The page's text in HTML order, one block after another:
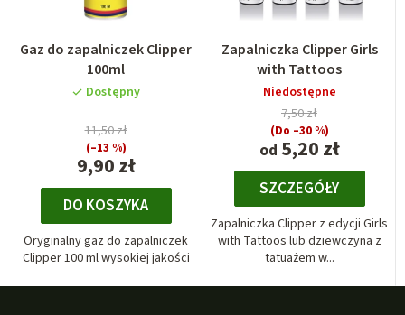
Gaz do zapalniczek Clipper
100ml
Dostępny
9,90 zł
11,50 zł
(–13 %)
DO KOSZYKA
Oryginalny gaz do zapalniczek
Clipper 100 ml wysokiej jakości
Zapalniczka Clipper Girls
with Tattoos
Niedostępne
od 5,20 zł
7,50 zł
(Do –30 %)
SZCZEGÓŁY
Zapalniczka Clipper z edycji Girls
with Tattoos lub dziewczyna z
tatuażem w...
S